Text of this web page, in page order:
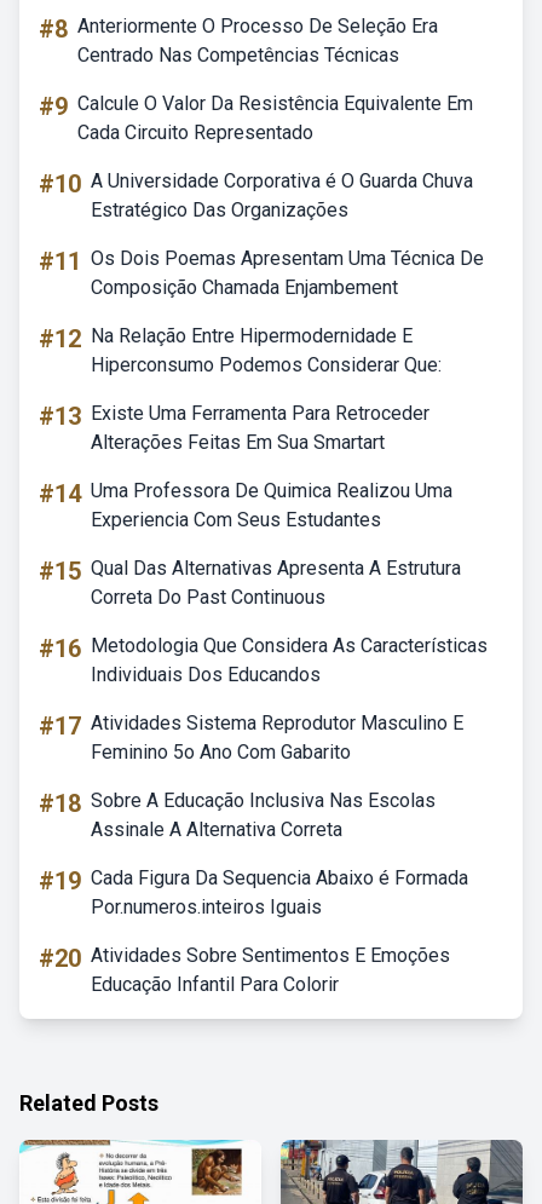
#8 Anteriormente O Processo De Seleção Era
Centrado Nas Competências Técnicas
#9 Calcule O Valor Da Resistência Equivalente Em
Cada Circuito Representado
#10 A Universidade Corporativa é O Guarda Chuva
Estratégico Das Organizações
#11 Os Dois Poemas Apresentam Uma Técnica De
Composição Chamada Enjambement
#12 Na Relação Entre Hipermodernidade E
Hiperconsumo Podemos Considerar Que:
#13 Existe Uma Ferramenta Para Retroceder
Alterações Feitas Em Sua Smartart
#14 Uma Professora De Quimica Realizou Uma
Experiencia Com Seus Estudantes
#15 Qual Das Alternativas Apresenta A Estrutura
Correta Do Past Continuous
#16 Metodologia Que Considera As Características
Individuais Dos Educandos
#17 Atividades Sistema Reprodutor Masculino E
Feminino 5o Ano Com Gabarito
#18 Sobre A Educação Inclusiva Nas Escolas
Assinale A Alternativa Correta
#19 Cada Figura Da Sequencia Abaixo é Formada
Por.numeros.inteiros Iguais
#20 Atividades Sobre Sentimentos E Emoções
Educação Infantil Para Colorir
Related Posts